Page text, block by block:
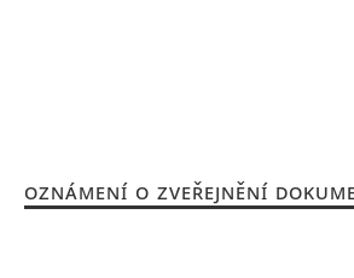
OZNÁMENÍ O ZVEŘEJNĚNÍ